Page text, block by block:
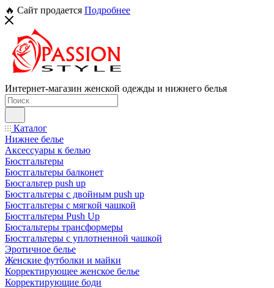
🔥 Сайт продается Подробнее
Интернет-магазин женской одежды и нижнего белья
Каталог
Нижнее белье
Аксессуары к белью
Бюстгальтеры
Бюстгальтеры балконет
Бюсгальтер push up
Бюстгальтеры с двойным push up
Бюстгальтеры с мягкой чашкой
Бюстгальтеры Push Up
Бюстальтеры трансформеры
Бюстгальтеры с уплотненной чашкой
Эротичное белье
Женские футболки и майки
Корректирующее женское белье
Корректирующие боди